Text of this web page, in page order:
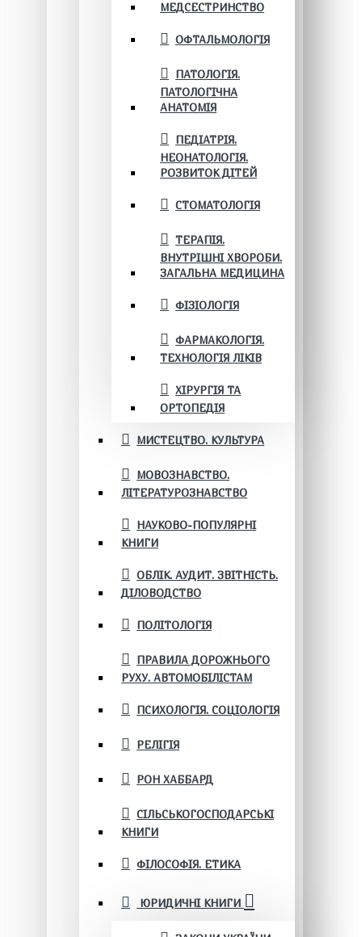
МЕДСЕСТРИНСТВО
ОФТАЛЬМОЛОГІЯ
ПАТОЛОГІЯ.
ПАТОЛОГІЧНА
АНАТОМІЯ
ПЕДІАТРІЯ.
НЕОНАТОЛОГІЯ.
РОЗВИТОК ДІТЕЙ
СТОМАТОЛОГІЯ
ТЕРАПІЯ.
ВНУТРІШНІ ХВОРОБИ.
ЗАГАЛЬНА МЕДИЦИНА
ФІЗІОЛОГІЯ
ФАРМАКОЛОГІЯ.
ТЕХНОЛОГІЯ ЛІКІВ
ХІРУРГІЯ ТА
ОРТОПЕДІЯ
МИСТЕЦТВО. КУЛЬТУРА
МОВОЗНАВСТВО.
ЛІТЕРАТУРОЗНАВСТВО
НАУКОВО-ПОПУЛЯРНІ
КНИГИ
ОБЛІК. АУДИТ. ЗВІТНІСТЬ.
ДІЛОВОДСТВО
ПОЛІТОЛОГІЯ
ПРАВИЛА ДОРОЖНЬОГО
РУХУ. АВТОМОБІЛІСТАМ
ПСИХОЛОГІЯ. СОЦІОЛОГІЯ
РЕЛІГІЯ
РОН ХАББАРД
СІЛЬСЬКОГОСПОДАРСЬКІ
КНИГИ
ФІЛОСОФІЯ. ЕТИКА
ЮРИДИЧНІ КНИГИ